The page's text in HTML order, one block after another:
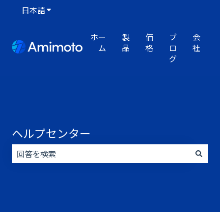
日本語翻訳のサブメニューを表示
ホー
ム
製
品
価
格
ブ
ロ
グ
会
社
ヘルプセンター